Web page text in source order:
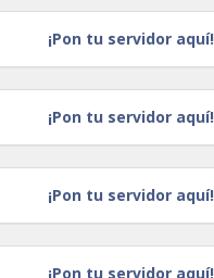
¡Pon tu servidor aquí!
¡Pon tu servidor aquí!
¡Pon tu servidor aquí!
¡Pon tu servidor aquí!